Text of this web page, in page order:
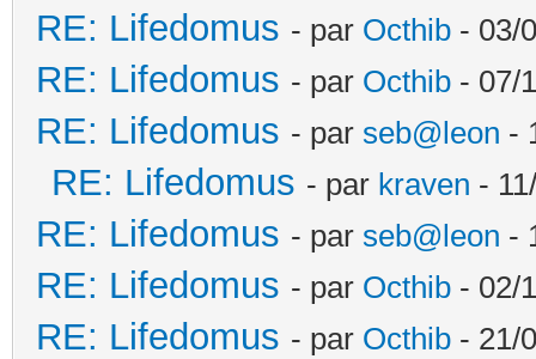
RE: Lifedomus - par Octhib - 03/
RE: Lifedomus - par Octhib - 07/
RE: Lifedomus - par seb@leon -
RE: Lifedomus - par kraven -
RE: Lifedomus - par seb@leon -
RE: Lifedomus - par Octhib - 02/
RE: Lifedomus - par Octhib - 21/